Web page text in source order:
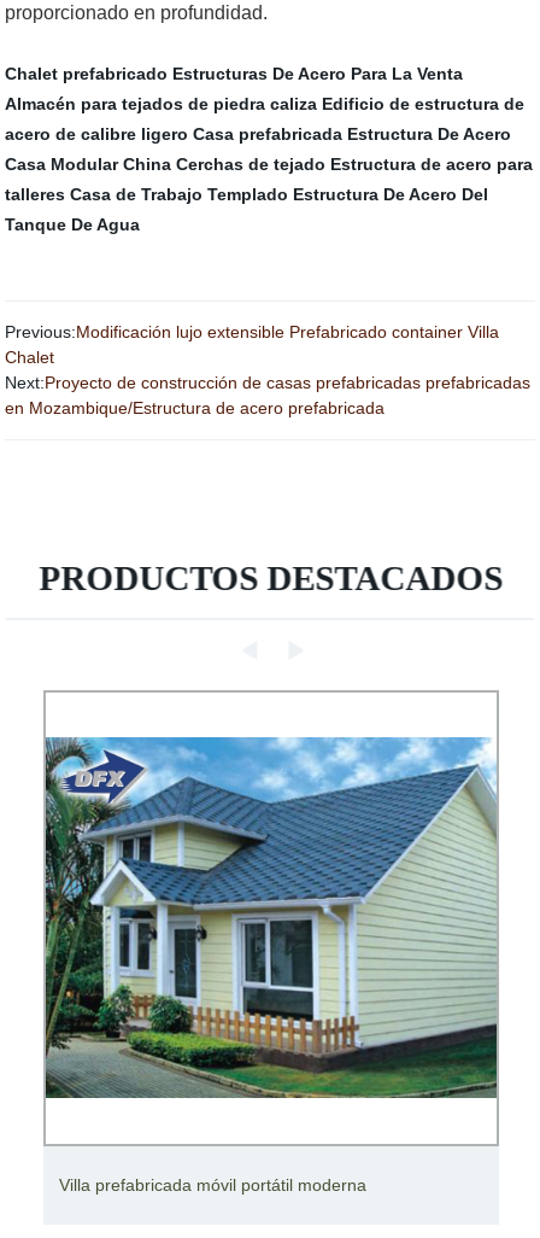
proporcionado en profundidad.
Chalet prefabricado Estructuras De Acero Para La Venta
Almacén para tejados de piedra caliza Edificio de estructura de
acero de calibre ligero Casa prefabricada Estructura De Acero
Casa Modular China Cerchas de tejado Estructura de acero para
talleres Casa de Trabajo Templado Estructura De Acero Del
Tanque De Agua
Previous:Modificación lujo extensible Prefabricado container Villa
Chalet
Next:Proyecto de construcción de casas prefabricadas prefabricadas
en Mozambique/Estructura de acero prefabricada
PRODUCTOS DESTACADOS
Estructura de acero ligero de una villa de lujo Casa de
villa prefabricada